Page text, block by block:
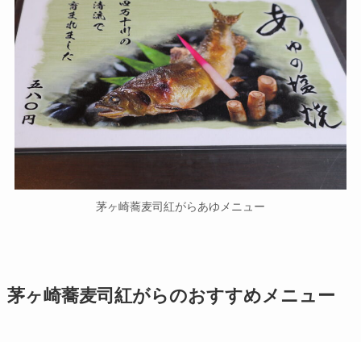
茅ヶ崎蕎麦司紅がらあゆメニュー
茅ヶ崎蕎麦司紅がらのおすすめメニュー